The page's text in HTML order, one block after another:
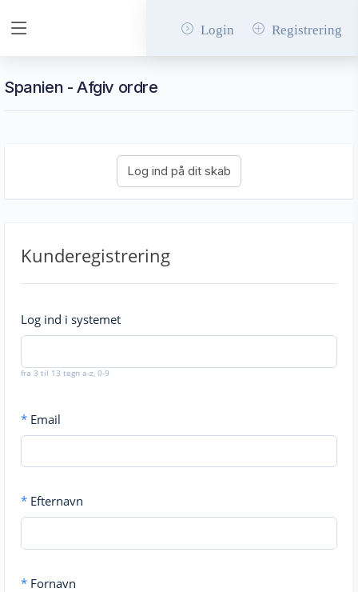
Login Registrering
Spanien - Afgiv ordre
Kunderegistrering
Log ind i systemet
fra 3 til 13 tegn a-z, 0-9
* Email
* Efternavn
* Fornavn